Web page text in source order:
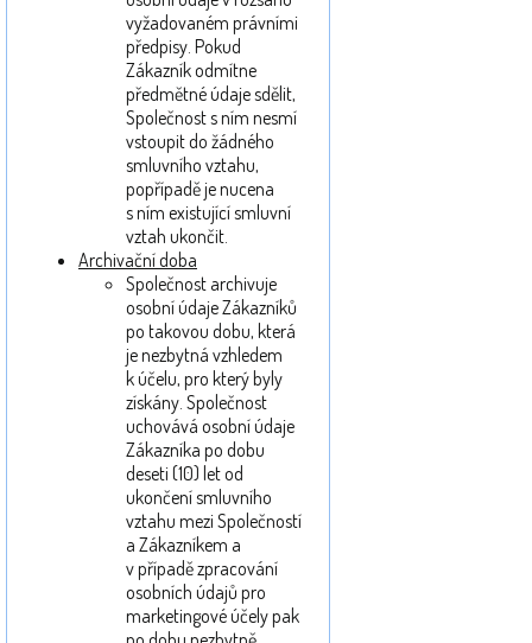
vyžadovaném právními
předpisy. Pokud
Zákazník odmítne
předmětné údaje sdělit,
Společnost s ním nesmí
vstoupit do žádného
smluvního vztahu,
popřípadě je nucena
s ním existující smluvní
vztah ukončit.
Archivační doba
Společnost archivuje
osobní údaje Zákazníků
po takovou dobu, která
je nezbytná vzhledem
k účelu, pro který byly
získány. Společnost
uchovává osobní údaje
Zákazníka po dobu
deseti (10) let od
ukončení smluvního
vztahu mezi Společností
a Zákazníkem a
v případě zpracování
osobních údajů pro
marketingové účely pak